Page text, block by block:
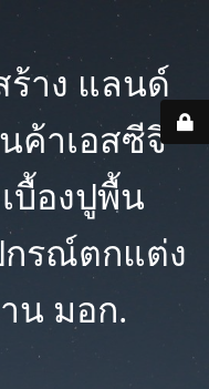
าง แลนด์
ค้าเอสซีจี
บื้องปูพื้น
กรณ์ตกแต่ง
น มอก.